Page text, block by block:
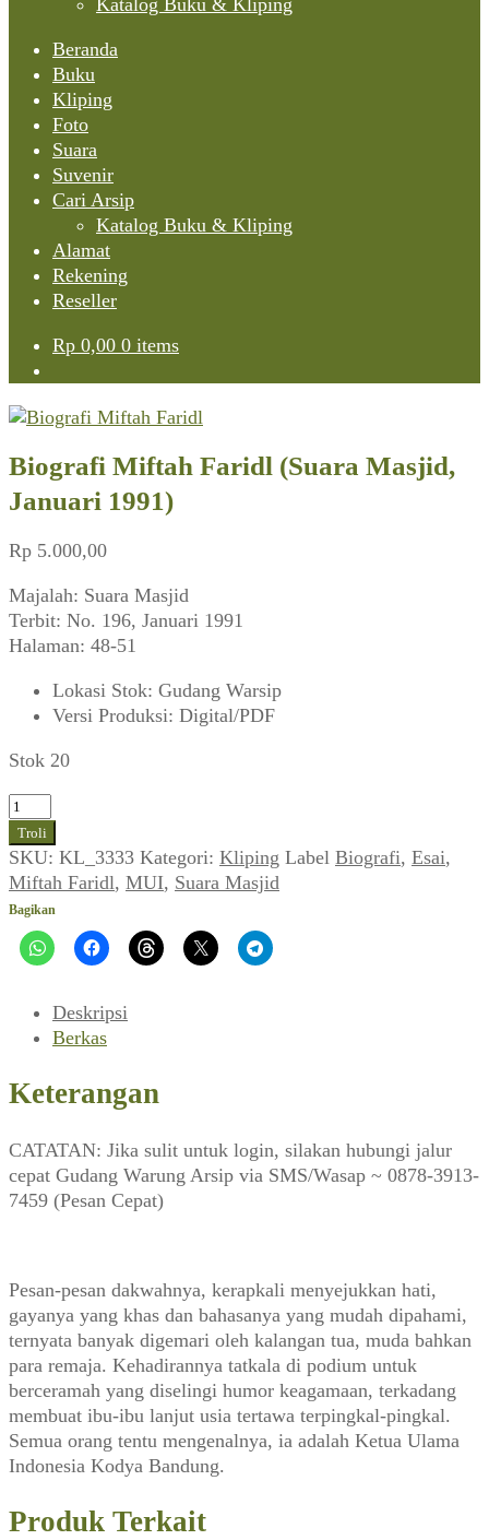
Katalog Buku & Kliping
Beranda
Buku
Kliping
Foto
Suara
Suvenir
Cari Arsip
Katalog Buku & Kliping
Alamat
Rekening
Reseller
Rp 0,00 0 items
Biografi Miftah Faridl (Suara Masjid,
Januari 1991)
Rp 5.000,00
Majalah: Suara Masjid
Terbit: No. 196, Januari 1991
Halaman: 48-51
Lokasi Stok: Gudang Warsip
Versi Produksi: Digital/PDF
Stok 20
Kuantitas
Biografi
Miftah
Faridl
(Suara
Masjid,
Januari
Troli
SKU: KL_3333 Kategori: Kliping Label Biografi, Esai,
Miftah Faridl, MUI, Suara Masjid
Bagikan
Deskripsi
Berkas
Keterangan
CATATAN: Jika sulit untuk login, silakan hubungi jalur
cepat Gudang Warung Arsip via SMS/Wasap ~ 0878-3913-
7459 (Pesan Cepat)
Pesan-pesan dakwahnya, kerapkali menyejukkan hati,
gayanya yang khas dan bahasanya yang mudah dipahami,
ternyata banyak digemari oleh kalangan tua, muda bahkan
para remaja. Kehadirannya tatkala di podium untuk
berceramah yang diselingi humor keagamaan, terkadang
membuat ibu-ibu lanjut usia tertawa terpingkal-pingkal.
Semua orang tentu mengenalnya, ia adalah Ketua Ulama
Indonesia Kodya Bandung.
Produk Terkait